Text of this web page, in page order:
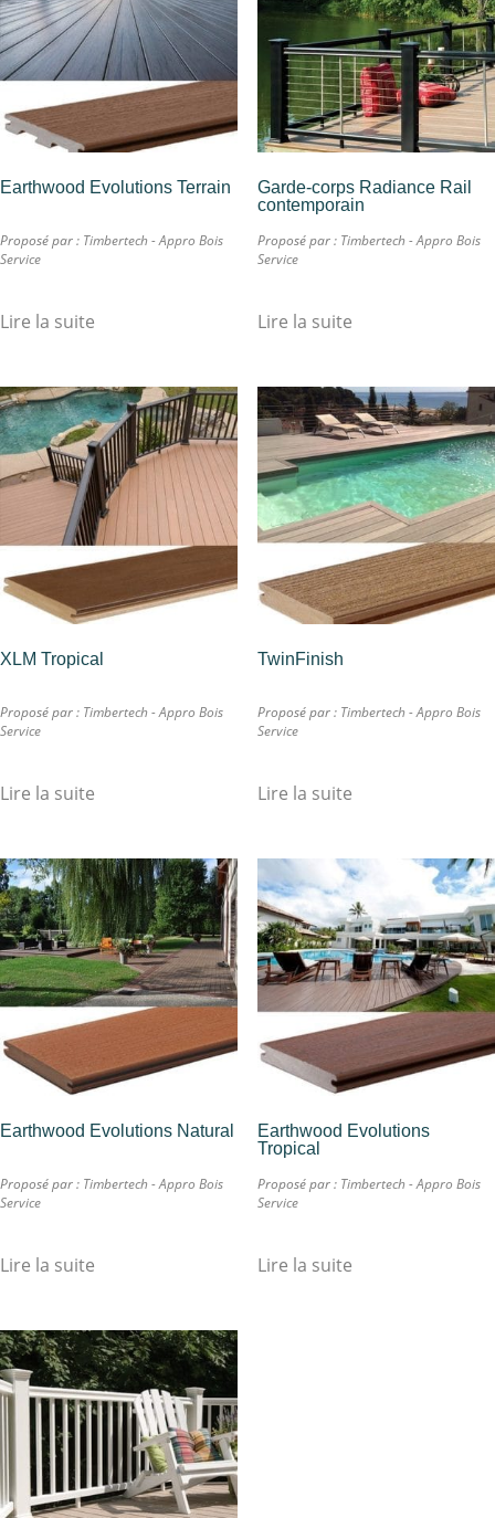
Earthwood Evolutions Terrain
Proposé par : Timbertech - Appro Bois
Service
Lire la suite
Garde-corps Radiance Rail
contemporain
Proposé par : Timbertech - Appro Bois
Service
Lire la suite
XLM Tropical
Proposé par : Timbertech - Appro Bois
Service
Lire la suite
TwinFinish
Proposé par : Timbertech - Appro Bois
Service
Lire la suite
Earthwood Evolutions Natural
Proposé par : Timbertech - Appro Bois
Service
Lire la suite
Earthwood Evolutions
Tropical
Proposé par : Timbertech - Appro Bois
Service
Lire la suite